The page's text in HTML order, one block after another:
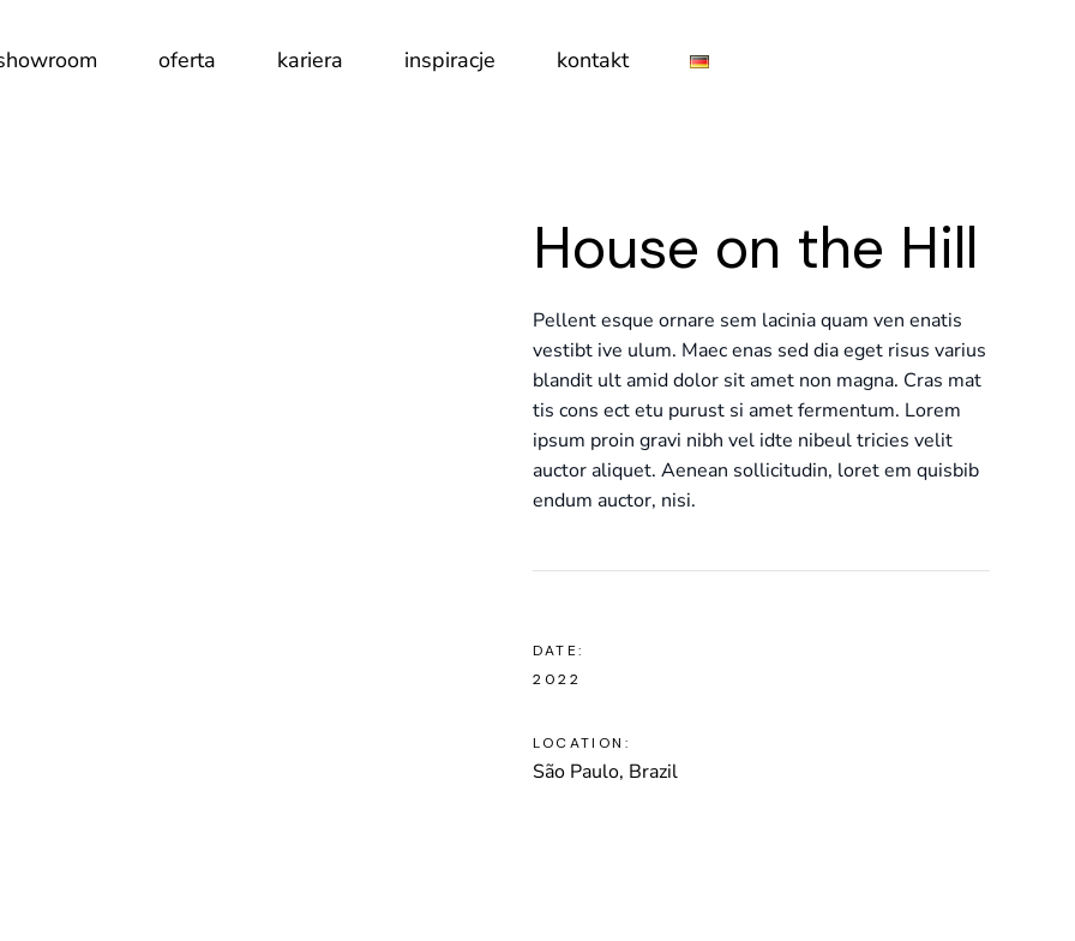
oferta kariera inspiracje kontakt
House on the Hill
Pellent esque ornare sem lacinia quam ven enatis
vestibt ive ulum. Maec enas sed dia eget risus varius
blandit ult amid dolor sit amet non magna. Cras mat
tis cons ect etu purust si amet fermentum. Lorem
ipsum proin gravi nibh vel idte nibeul tricies velit
auctor aliquet. Aenean sollicitudin, loret em quisbib
endum auctor, nisi.
DATE:
2022
LOCATION:
São Paulo, Brazil